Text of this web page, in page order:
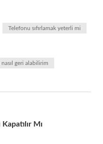
Telefonu sıfırlamak yeterli mi
nasıl geri alabilirim
Mı